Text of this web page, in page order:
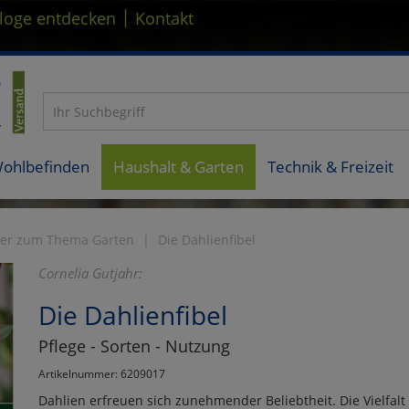
entdecken | Kontakt
Haushalt & Garten Technik & Freizeit
zum Thema Garten Die Dahlienfibel
Cornelia Gutjahr:
Die Dahlienfibel
Pflege - Sorten - Nutzung
Artikelnummer: 6209017
Dahlien erfreuen sich zunehmender Beliebtheit. Die